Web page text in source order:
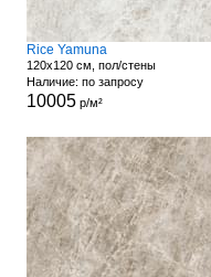
Rice Yamuna
120x120 см, пол/стены
Наличие: по запросу
10005р/м²